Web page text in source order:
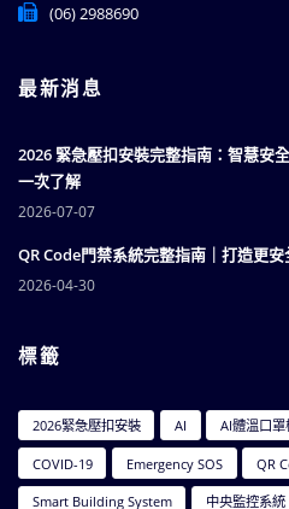
(06) 2988690
最新消息
2026 緊急壓扣安裝完整指南：智慧安
一次了解
2026-07-07
QR Code門禁系統完整指南｜打造更
2026-04-30
標籤
2026緊急壓扣安裝 AI AI體溫口罩
COVID-19 Emergency SOS QR
Smart Building System 中央監控系統